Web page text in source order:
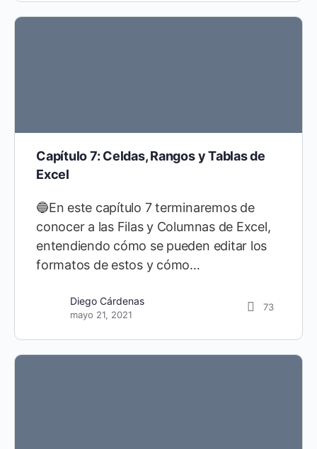
Capítulo 7: Celdas, Rangos y Tablas de
Excel
🔵En este capítulo 7 terminaremos de
conocer a las Filas y Columnas de Excel,
entendiendo cómo se pueden editar los
formatos de estos y cómo…
Diego Cárdenas
mayo 21, 2021
73